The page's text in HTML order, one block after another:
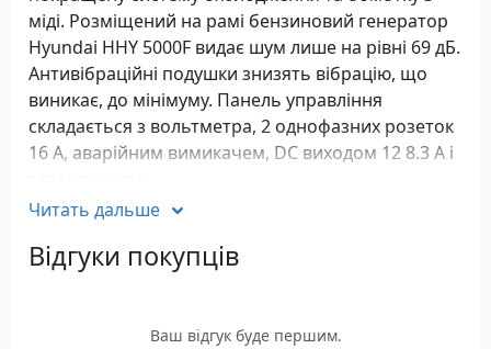
міді. Розміщений на рамі бензиновий генератор
Hyundai HHY 5000F видає шум лише на рівні 69 дБ.
Антивібраційні подушки знизять вібрацію, що
виникає, до мінімуму. Панель управління
складається з вольтметра, 2 однофазних розеток
16 А, аварійним вимикачем, DC виходом 12 8.3 A і
Бензиновий генератор Hyundai HHY 5000F являє
собою - однофазний синхронний щітковий
генератор змінного струму, що самозбуджується,
бензиновим двигуном Hyundai IC340 з
Читать дальше
Відгуки покупців
Ваш відгук буде першим.